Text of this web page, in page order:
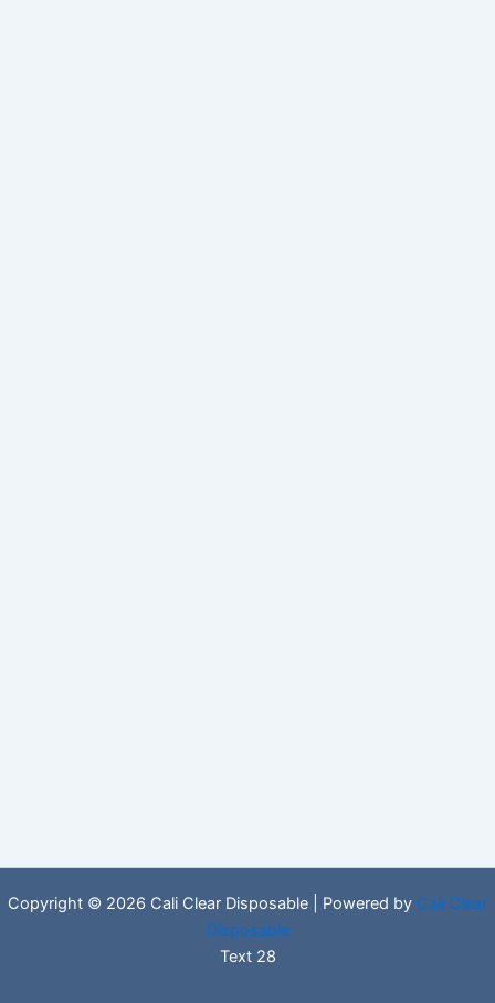
Copyright © 2026 Cali Clear Disposable | Powered by Cali Clear
Disposable
Text 28